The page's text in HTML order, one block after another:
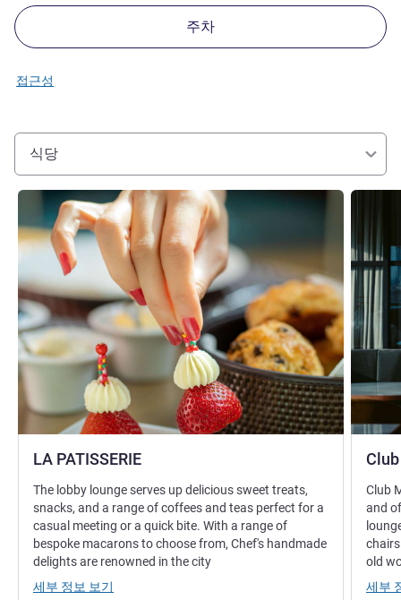
주차
접근성
식당
LA PATISSERIE
세부 정보 보기
The lobby lounge serves up delicious sweet treats,
snacks, and a range of coffees and teas perfect for a
casual meeting or a quick bite. With a range of
bespoke macarons to choose from, Chef's handmade
delights are renowned in the city
세부 정보 보기
세부 정
Club
and
old
세부